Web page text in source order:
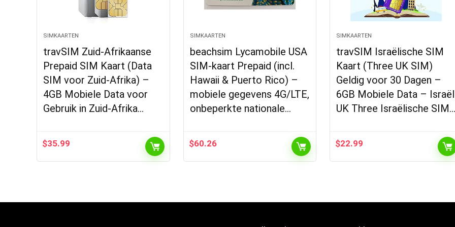
SIMKAARTEN
travSIM Zuid-Afrikaanse
Prepaid SIM Kaart (Data
SIM voor Zuid-Afrika) –
4GB Mobiele Data voor
Gebruik in Zuid-Afrika…
$35.99
SIMKAARTEN
beachsim Lycamobile USA
SIM-kaart Prepaid (incl.
Hawaii & Puerto Rico) –
mobiele gegevens 4G/LTE,
onbeperkte nationale…
$60.26
SIMKAARTEN
travSIM Israëlische SIM
Kaart (Three UK SIM)
Geldig voor 30 Dagen –
6GB Mobiele Data – Israël
UK Three Israëlische
$22.99